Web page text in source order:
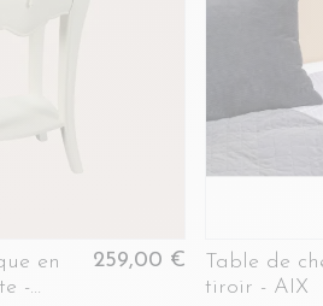
en
-
259,00 €
Table de
tiroir - AIX